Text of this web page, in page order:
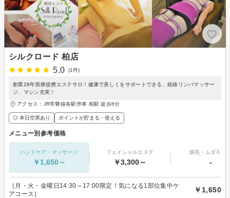
シルクロード 柏店
5.0
(1件)
創業28年医療提携エステサロ！健康で美しくをサポートできる、経絡リンパマッサー
ジ、マシン充実！
アクセス：JR常磐線各駅停車 柏駅 徒歩6分
◎ 本日空席あり ポイントが貯まる・使える
メニュー別参考価格
ハンドケア・マッサージ
￥1,650～
フェイシャルエステ
￥3,300～
脱毛・ムダ毛処
-
［月・火・金曜日14:30～17:00限定！気になる1部位集中ケ
アコース］
￥1,650